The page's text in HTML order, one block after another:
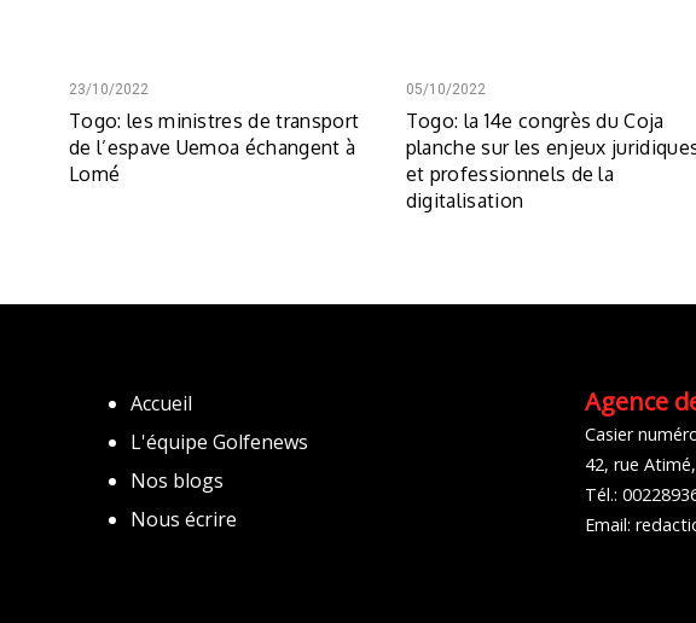
23/10/2022
Togo: les ministres de transport
de l’espave Uemoa échangent à
Lomé
05/10/2022
Togo: la 14e congrès du Coja
planche sur les enjeux
et professionnels de la
digitalisation
Accueil
L'équipe Golfenews
Nos blogs
Nous écrire
Agence
Casier
42, rue
Tél.:
Email: